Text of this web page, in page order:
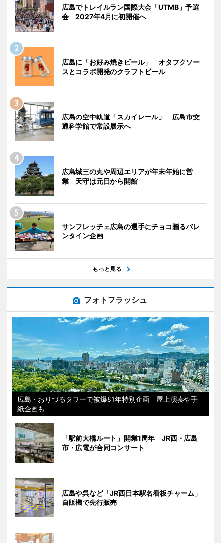
広島でトレイルラン国際大会「UTMB」予選
会 2027年4月に初開催へ
広島に「お好み焼きビール」 オタフクソー
スとコラボ開発のクラフトビール
広島の空中軌道「スカイレール」 広島市交
通科学館で常設展示へ
広島城三の丸や周辺エリアが年末年始に営
業 天守は元日から開館
サンフレッチェ広島の選手にチョコ贈るバレ
ンタイン企画
もっと見る
フォトフラッシュ
広島・おりづるタワーで被爆81年特別企画 屋上演奏や手
紙企画も
「駅前大橋ルート」開業1周年 JR西・広島
市・広電が合同コンサート
広島や呉など「JR西日本駅名看板チャーム」
自販機で先行販売